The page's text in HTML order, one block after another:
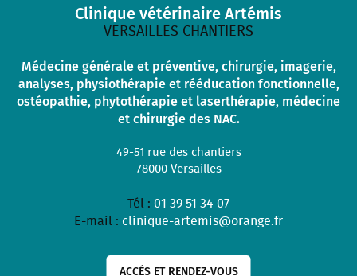
Clinique vétérinaire Artémis
VERSAILLES CHANTIERS
Médecine générale et préventive, chirurgie, imagerie,
analyses, physiothérapie et rééducation fonctionnelle,
ostéopathie, phytothérapie et laserthérapie, médecine
et chirurgie des NAC.
49-51 rue des chantiers
78000Versailles
Tél : 01 39 51 34 07
E-mail : clinique-artemis@orange.fr
ACCÉS ET RENDEZ-VOUS